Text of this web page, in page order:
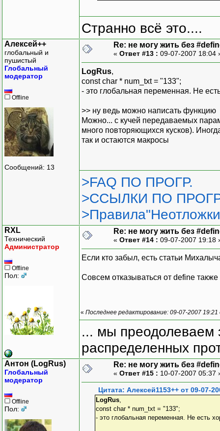
Странно всё это....
Алексей++
глобальный и
пушистый
Глобальный
модератор
Offline
Сообщений: 13
Re: не могу жить без
« Ответ #13 : 09-07-2007 18:04
LogRus,
const char * num_txt = "133";
- это глобальная переменная. Не
>> ну ведь можно написать функцию
Можно... с кучей передаваемых
много повторяющихся кусков).
так и остаются макросы
>FAQ ПО ПРОГР.
>ССЫЛКИ ПО
RXL
Технический
Администратор
Offline
Пол:
Re: не могу жить без
« Ответ #14 : 09-07-2007 19:18
Если кто забыл, есть статьи
Совсем отказываться от define также
« Последнее редактирование: 09-07-2007
... мы преодолеваем
распределенных
Антон (LogRus)
Глобальный
модератор
Offline
Пол:
Re: не могу жить без
« Ответ #15 : 10-07-2007 05:37
Цитата: Алексей1153++ от 09-07-
LogRus,
const char * num_txt = "133";
- это глобальная переменная. Не есть